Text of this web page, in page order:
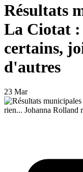
Résultats
La Ciotat :
certains,
d'autres
23 Mar